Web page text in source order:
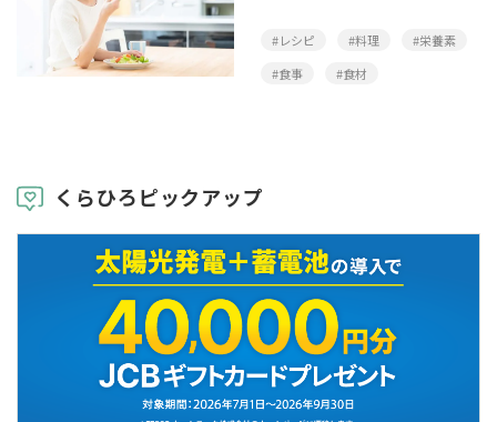
#レシピ #料理
#栄養素
#食事
#食材
くらひろピックアップ